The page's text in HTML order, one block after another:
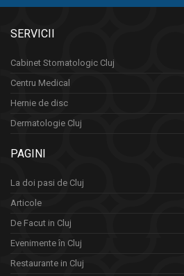
SERVICII
Cabinet Stomatologic Cluj
Centru Medical
Hernie de disc
Dermatologie Cluj
PAGINI
La doi pasi de Cluj
Articole
De Facut in Cluj
Evenimente în Cluj
Restaurante in Cluj